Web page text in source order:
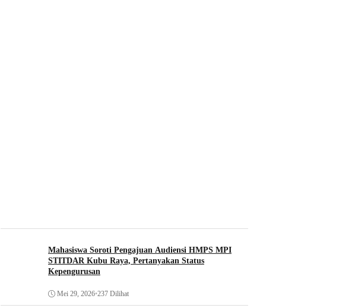
Mahasiswa Soroti Pengajuan Audiensi HMPS MPI
STITDAR Kubu Raya, Pertanyakan Status
Kepengurusan
Mei 29, 2026•237 Dilihat